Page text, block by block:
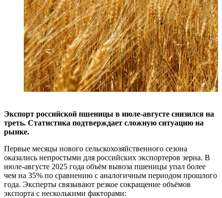
Экспорт российской пшеницы в июле-августе снизился на
треть. Статистика подтверждает сложную ситуацию на
рынке.
Первые месяцы нового сельскохозяйственного сезона
оказались непростыми для российских экспортеров зерна. В
июле-августе 2025 года объём вывоза пшеницы упал более
чем на 35% по сравнению с аналогичным периодом прошлого
года. Эксперты связывают резкое сокращение объёмов
экспорта с несколькими факторами: